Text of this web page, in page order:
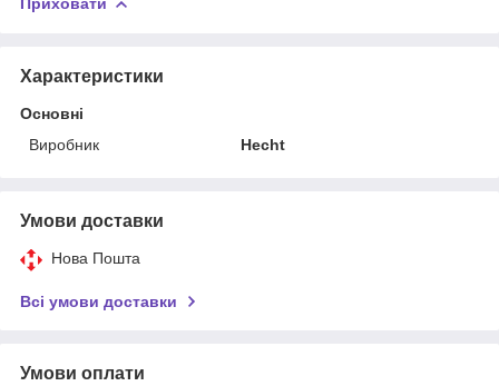
Характеристики
Основні
Виробник
Hecht
Умови доставки
Нова Пошта
Всі умови доставки
Умови оплати